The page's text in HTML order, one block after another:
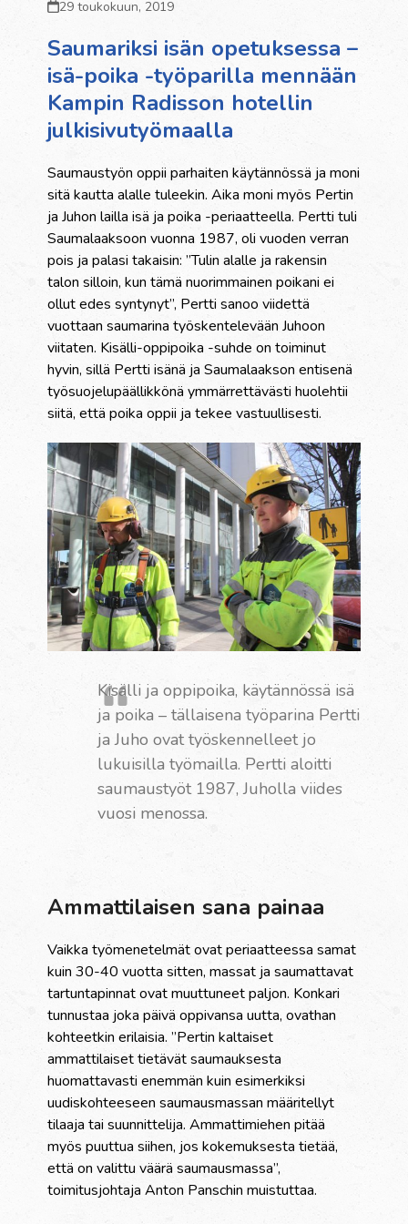
29 toukokuun, 2019
Saumariksi isän opetuksessa –
isä-poika -työparilla mennään
Kampin Radisson hotellin
julkisivutyömaalla
Saumaustyön oppii parhaiten käytännössä ja moni
sitä kautta alalle tuleekin. Aika moni myös Pertin
ja Juhon lailla isä ja poika -periaatteella. Pertti tuli
Saumalaaksoon vuonna 1987, oli vuoden verran
pois ja palasi takaisin:”Tulin alalle ja rakensin
talon silloin, kun tämä nuorimmainen poikani ei
ollut edes syntynyt”, Pertti sanoo viidettä
vuottaan saumarina työskentelevään Juhoon
viitaten. Kisälli-oppipoika -suhde on toiminut
hyvin, sillä Pertti isänä ja Saumalaakson entisenä
työsuojelupäällikkönä ymmärrettävästi huolehtii
siitä, että poika oppii ja tekee vastuullisesti.
Kisälli ja oppipoika, käytännössä isä
ja poika – tällaisena työparina Pertti
ja Juho ovat työskennelleet jo
lukuisilla työmailla. Pertti aloitti
saumaustyöt 1987, Juholla viides
vuosi menossa.
Ammattilaisen sana painaa
Vaikka työmenetelmät ovat periaatteessa samat
kuin 30-40 vuotta sitten, massat ja saumattavat
tartuntapinnat ovat muuttuneet paljon. Konkari
tunnustaa joka päivä oppivansa uutta, ovathan
kohteetkin erilaisia.”Pertin kaltaiset
ammattilaiset tietävät saumauksesta
huomattavasti enemmän kuin esimerkiksi
uudiskohteeseen saumausmassan määritellyt
tilaaja tai suunnittelija. Ammattimiehen pitää
myös puuttua siihen, jos kokemuksesta tietää,
että on valittu väärä saumausmassa”,
toimitusjohtaja Anton Panschin muistuttaa.